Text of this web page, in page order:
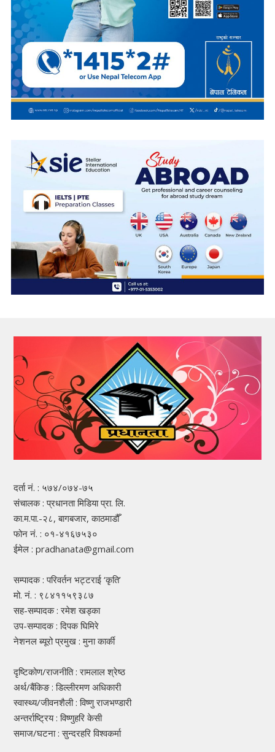
दर्ता नं. : ५७४/०७४-७५
संचालक : प्रधानता मिडिया प्रा. लि.
का.म.पा.-२८, बागबजार, काठमाडौँ
फोन नं. : ०१-४१६७५३०
ईमेल : pradhanata@gmail.com
सम्पादक : परिवर्तन भट्टराई ‘कृति’
मो. नं. : ९८४११५९३८७
सह-सम्पादक : रमेश खड्का
उप-सम्पादक : दिपक घिमिरे
नेशनल ब्यूरो प्रमुख : मुना कार्की
दृष्टिकोण/राजनीति : रामलाल श्रेष्ठ
अर्थ/बैंकिङ : डिल्लीरमण अधिकारी
स्वास्थ्य/जीवनशैली : विष्णु राजभण्डारी
अन्तर्राष्ट्रिय : विष्णुहरि केसी
समाज/घटना : सुन्दरहरि विश्वकर्मा